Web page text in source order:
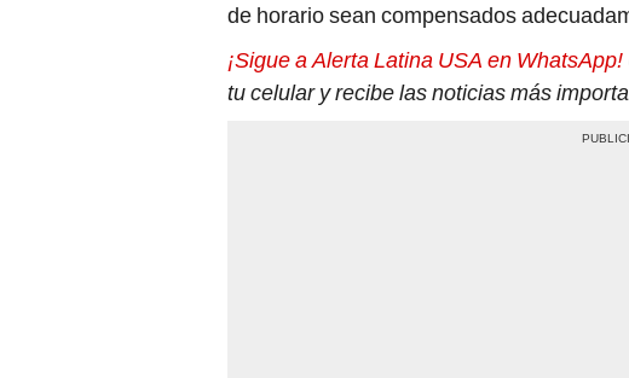
de horario sean compensados
¡Sigue a Alerta Latina USA en WhatsApp!
tu celular y recibe las noticias más